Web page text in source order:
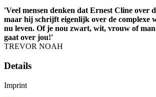
'Veel mensen denken dat Ernest Cline over
maar hij schrijft eigenlijk over de complexe
nu leven. Of je nou zwart, wit, vrouw of
gaat over jou!'
TREVOR NOAH
Details
Imprint